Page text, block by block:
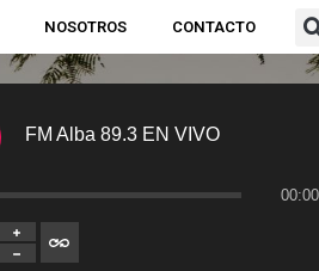
NOSOTROS CONTACTO
FM Alba 89.3 EN VIVO
00:00